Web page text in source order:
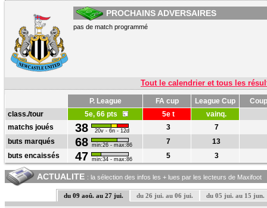
PROCHAINS ADVERSAIRES
pas de match programmé
Tout le calendrier et tous les
P. League FA cup League Cup
class./tour
5e, 66 pts 5e t
vainq.
matchs joués
38 20v - 6n - 12d 3
7
buts marqués
68 min:26 - max:86 7
13
buts encaissés
47 min:34 - max:86 5 3
ACTUALITE : la sélection des infos les + lues par les lecteurs de Maxifoot
du 09 aoû. au 27 jui. du 26 jui. au 06 jui. du 05 jui. au 15 jun.